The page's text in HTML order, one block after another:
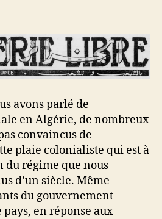
avons parlé de
en Algérie, de nombreux
convaincus de
plaie colonialiste qui est à
du régime que nous
d’un siècle. Même
du gouvernement
en réponse aux